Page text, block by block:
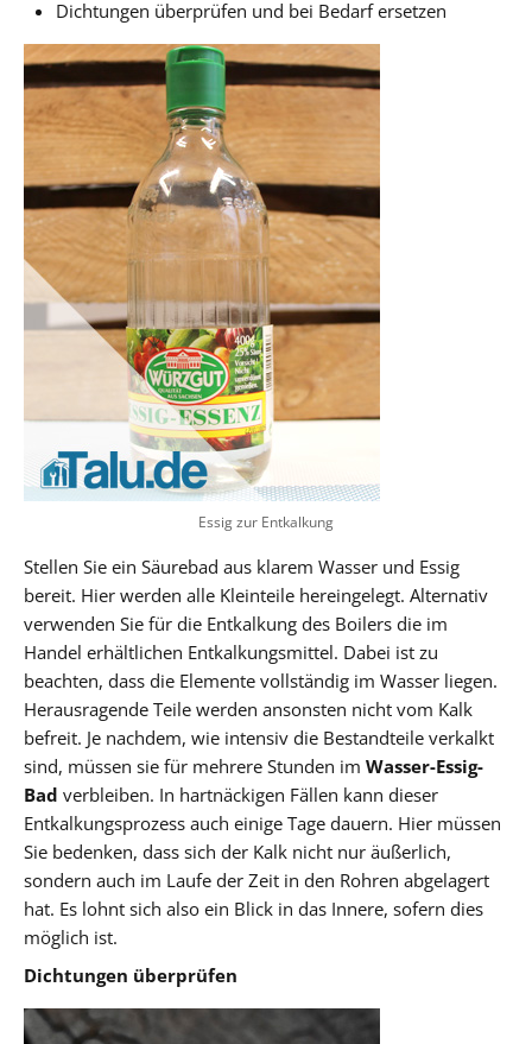
Dichtungen überprüfen und bei Bedarf ersetzen
Essig zur Entkalkung
Stellen Sie ein Säurebad aus klarem Wasser und Essig
bereit. Hier werden alle Kleinteile hereingelegt. Alternativ
verwenden Sie für die Entkalkung des Boilers die im
Handel erhältlichen Entkalkungsmittel. Dabei ist zu
beachten, dass die Elemente vollständig im Wasser liegen.
Herausragende Teile werden ansonsten nicht vom Kalk
befreit. Je nachdem, wie intensiv die Bestandteile verkalkt
sind, müssen sie für mehrere Stunden im Wasser-Essig-
Bad verbleiben. In hartnäckigen Fällen kann dieser
Entkalkungsprozess auch einige Tage dauern. Hier müssen
Sie bedenken, dass sich der Kalk nicht nur äußerlich,
sondern auch im Laufe der Zeit in den Rohren abgelagert
hat. Es lohnt sich also ein Blick in das Innere, sofern dies
möglich ist.
Dichtungen überprüfen